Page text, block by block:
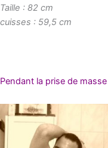
Taille : 82 cm
cuisses : 59,5 cm
Pendant la prise de masse